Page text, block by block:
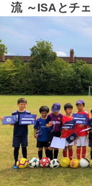
流 ～ISAとチ